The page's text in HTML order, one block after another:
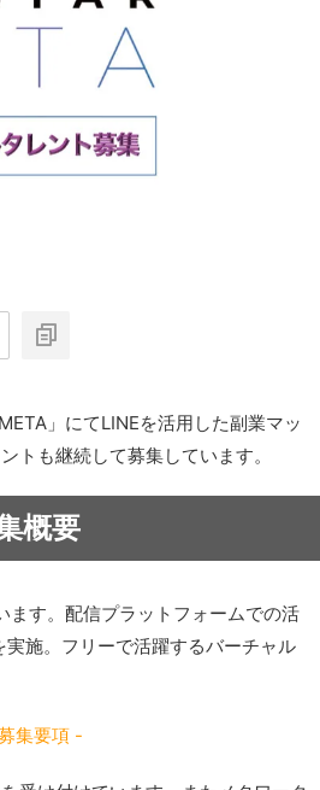
」にてLINEを活用した副業マッ
トも継続して募集しています。
概要
ます。配信プラットフォームでの活
施。フリーで活躍するバーチャル
集要項 -